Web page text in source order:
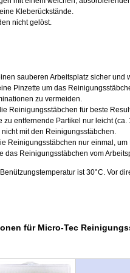
Kleberückstände.
nicht gelöst.
sauberen Arbeitsplatz sicher
Pinzette um das
zu vermeiden.
Reinigungsstäbchen für beste
zu entfernende Partikel nur leicht
mit den Reinigungsstäbchen.
Reinigungsstäbchen nur einmal,
das Reinigungsstäbchen vom
ist 30°C. Vor
für Micro-Tec